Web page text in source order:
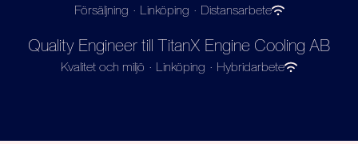
Försäljning · Linköping · Distansarbete
Quality Engineer till TitanX Engine Cooling AB
Kvalitet och miljö · Linköping · Hybridarbete